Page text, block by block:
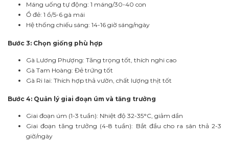
Máng uống tự động: 1 máng/30-40 con
Ổ đẻ: 1 ổ/5-6 gà mái
Hệ thống chiếu sáng: 14-16 giờ sáng/ngày
Bước 3: Chọn giống phù hợp
Gà Lương Phượng: Tăng trọng tốt, thích nghi cao
Gà Tam Hoàng: Đẻ trứng tốt
Gà Ri lai: Thích hợp thả vườn, chất lượng thịt tốt
Bước 4: Quản lý giai đoạn úm và tăng trưởng
Giai đoạn úm (1-3 tuần): Nhiệt độ 32-35°C, giảm dần
Giai đoạn tăng trưởng (4-8 tuần): Bắt đầu cho ra sân thả 2-3
giờ/ngày